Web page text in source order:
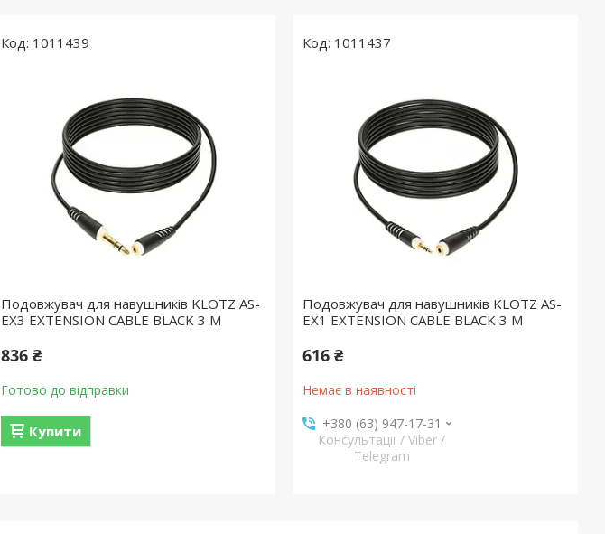
1011439
Подовжувач для навушників KLOTZ AS-
EX3 EXTENSION CABLE BLACK 3 M
836 ₴
Готово до відправки
Купити
1011437
Подовжувач для навушників KLOTZ AS-
EX1 EXTENSION CABLE BLACK 3 M
616 ₴
Немає в наявності
+380 (63) 947-17-31
Консультації / Viber /
Telegram